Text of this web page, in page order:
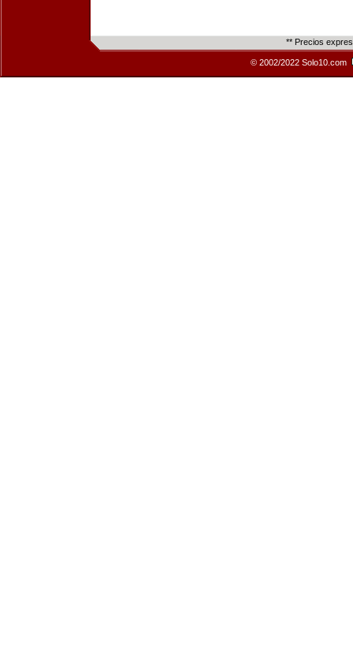
** Precios
© 2002/2022 Solo10.com